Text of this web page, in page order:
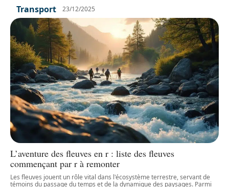
Transport 23/12/2025
L’aventure des fleuves en r : liste des fleuves
commençant par r à remonter
Les fleuves jouent un rôle vital dans l'écosystème terrestre, servant de
témoins du passage du temps et de la dynamique des paysages. Parmi